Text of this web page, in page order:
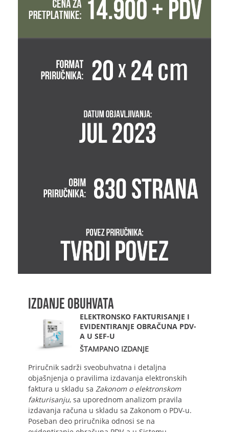
IZDANJE OBUHVATA
ELEKTRONSKO FAKTURISANJE I
EVIDENTIRANJE OBRAČUNA PDV-
A U SEF-U
ŠTAMPANO IZDANJE
Priručnik sadrži sveobuhvatna i detaljna
objašnjenja o pravilima izdavanja elektronskih
faktura u skladu sa Zakonom o elektronskom
fakturisanju, sa uporednom analizom pravila
izdavanja računa u skladu sa Zakonom o PDV-u.
Poseban deo priručnika odnosi se na